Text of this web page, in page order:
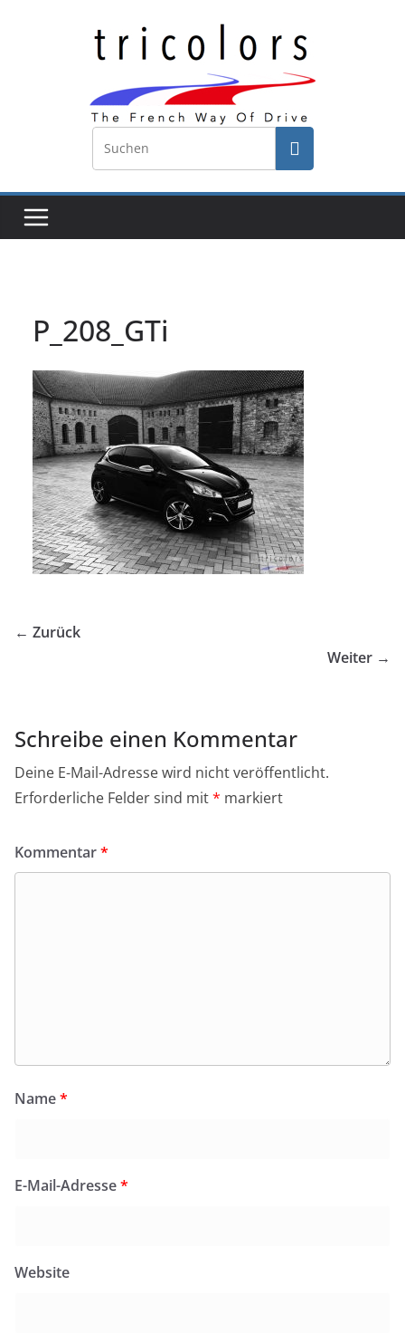
P_208_GTi
← Zurück
Weiter →
Schreibe einen Kommentar
Deine E-Mail-Adresse wird nicht veröffentlicht.
Erforderliche Felder sind mit* markiert
Kommentar*
Name*
E-Mail-Adresse*
Website